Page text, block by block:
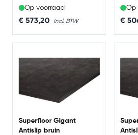
Op voorraad
€ 573,20
Op
€
Superfloor Gigant
Antislip bruin